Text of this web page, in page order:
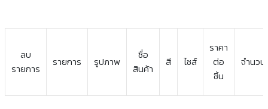
ลบ
รายการ
รายการ รูปภาพ
ชื่อ
สินค้า
สี ไซส์
ราคา
ต่อ
ชิ้น
จำนวน